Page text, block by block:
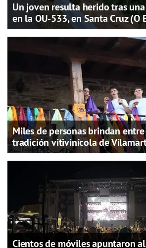
Un joven resulta herido tras
en la OU-533, en Santa Cruz (O
Miles de personas brindan
tradición vitivinícola de
Cientos de móviles apuntaron